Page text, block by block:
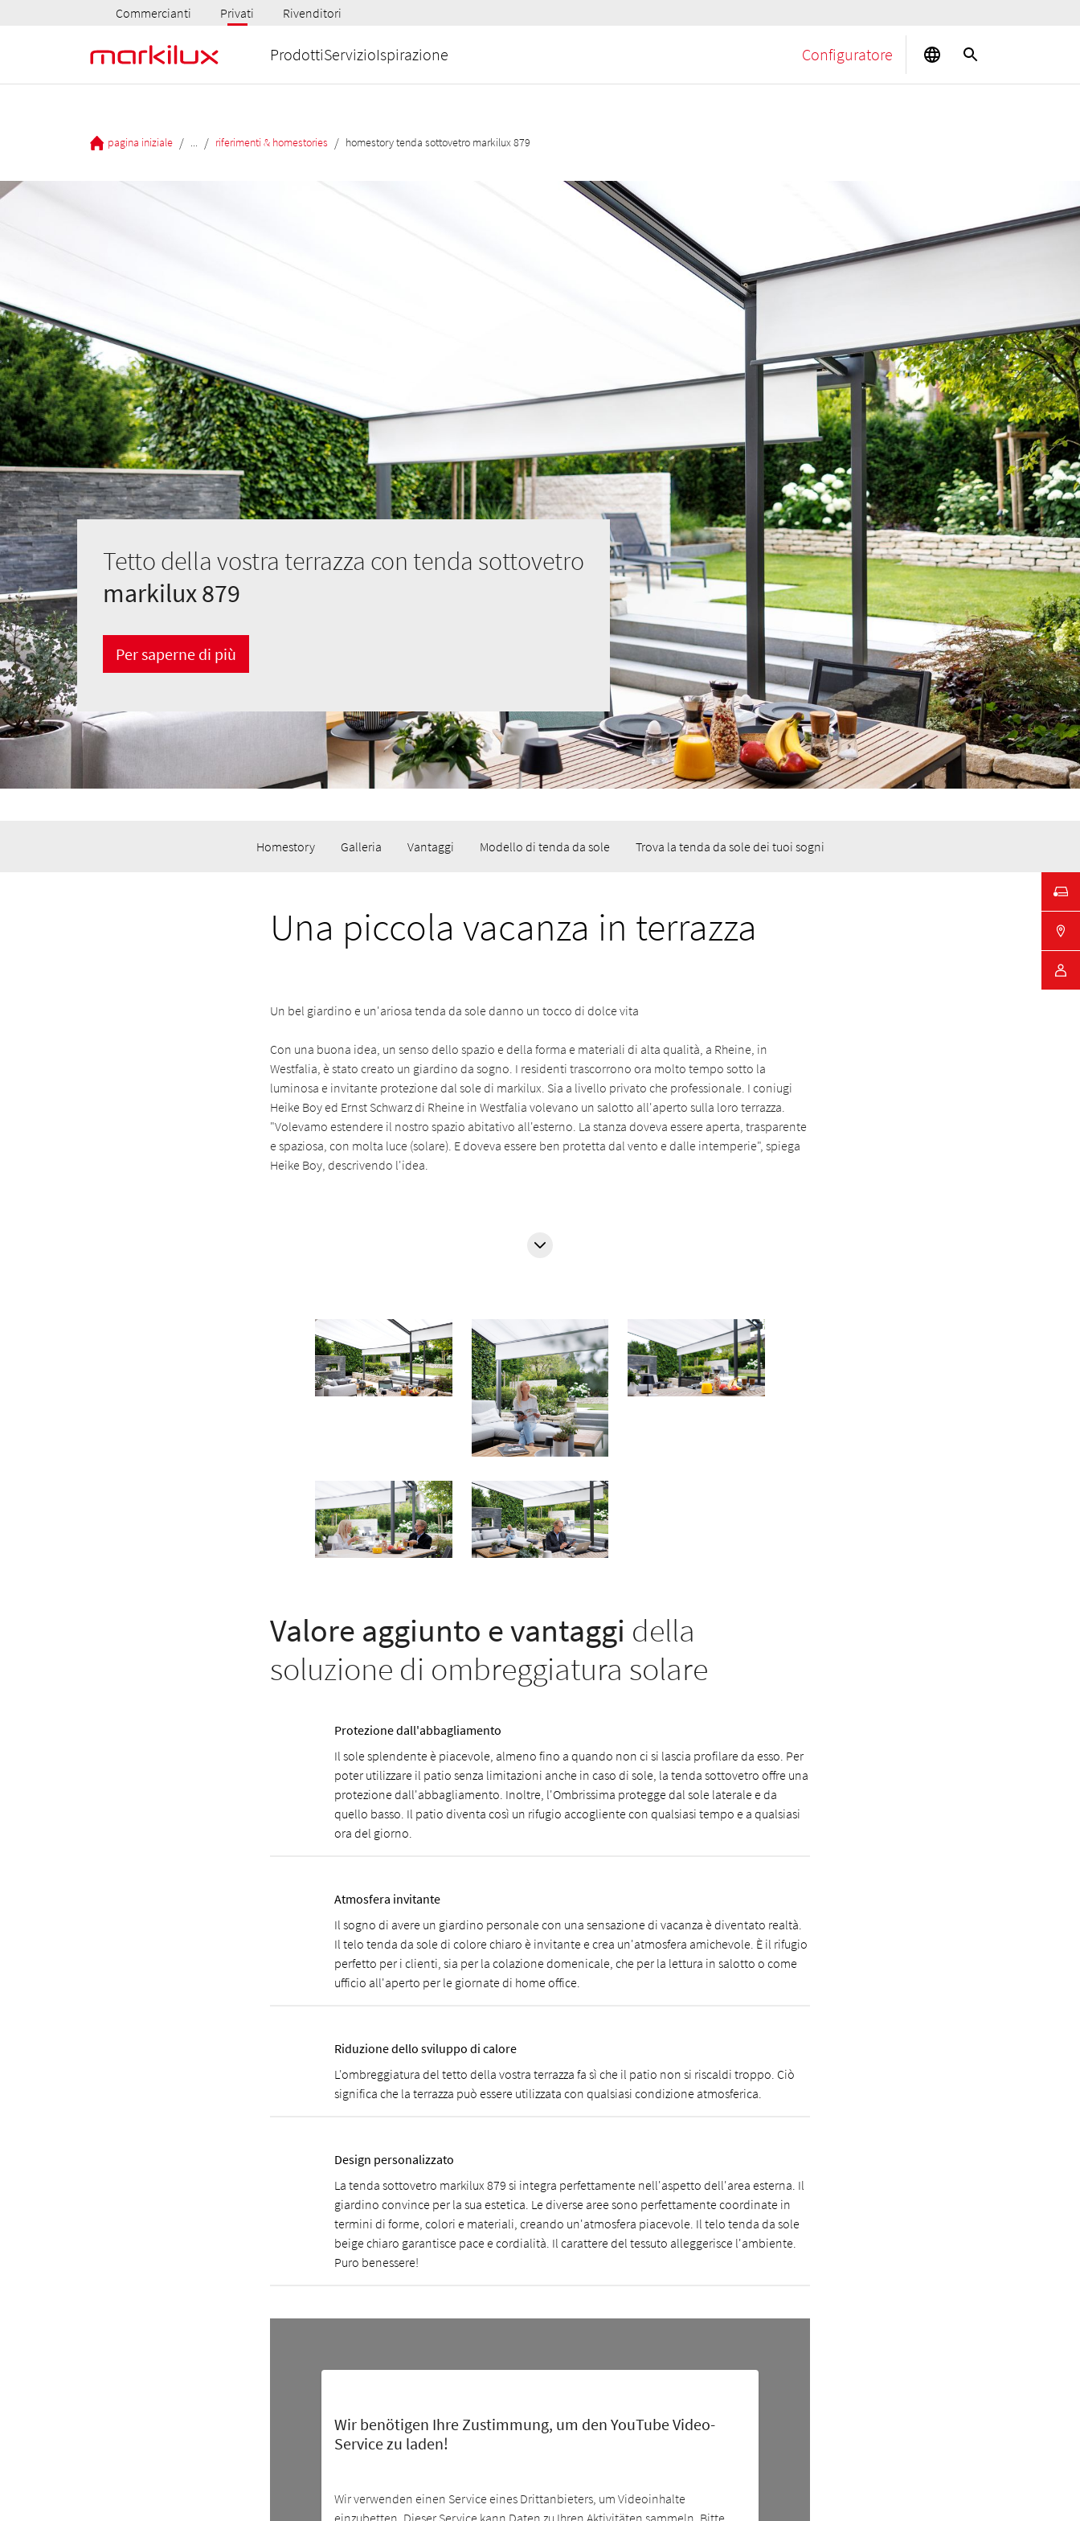
Commercianti Privati Rivenditori
ProdottiServizioIspirazione Configuratore
pagina iniziale / / riferimenti & homestories / homestory tenda sottovetro markilux 879
Tetto della vostra terrazza con tenda sottovetro
markilux 879
Per saperne di più
Homestory Galleria Vantaggi Modello di tenda da sole Trova la tenda da sole dei tuoi sogni
Una piccola vacanza in terrazza
Un bel giardino e un'ariosa tenda da sole danno un tocco di dolce vita
Con una buona idea, un senso dello spazio e della forma e materiali di alta qualità, a Rheine, in
Westfalia, è stato creato un giardino da sogno. I residenti trascorrono ora molto tempo sotto la
luminosa e invitante protezione dal sole di markilux. Sia a livello privato che professionale. I coniugi
Heike Boy ed Ernst Schwarz di Rheine in Westfalia volevano un salotto all'aperto sulla loro terrazza.
"Volevamo estendere il nostro spazio abitativo all'esterno. La stanza doveva essere aperta, trasparente
e spaziosa, con molta luce (solare). E doveva essere ben protetta dal vento e dalle intemperie", spiega
Heike Boy, descrivendo l'idea.
Valore aggiunto e vantaggi della
soluzione di ombreggiatura solare
Protezione dall'abbagliamento
Il sole splendente è piacevole, almeno fino a quando non ci si lascia profilare da esso. Per
poter utilizzare il patio senza limitazioni anche in caso di sole, la tenda sottovetro offre una
protezione dall'abbagliamento. Inoltre, l'Ombrissima protegge dal sole laterale e da
quello basso. Il patio diventa così un rifugio accogliente con qualsiasi tempo e a qualsiasi
ora del giorno.
Atmosfera invitante
Il sogno di avere un giardino personale con una sensazione di vacanza è diventato realtà.
Il telo tenda da sole di colore chiaro è invitante e crea un'atmosfera amichevole. È il rifugio
perfetto per i clienti, sia per la colazione domenicale, che per la lettura in salotto o come
ufficio all'aperto per le giornate di home office.
Riduzione dello sviluppo di calore
L'ombreggiatura del tetto della vostra terrazza fa sì che il patio non si riscaldi troppo. Ciò
significa che la terrazza può essere utilizzata con qualsiasi condizione atmosferica.
Design personalizzato
La tenda sottovetro markilux 879 si integra perfettamente nell'aspetto dell'area esterna. Il
giardino convince per la sua estetica. Le diverse aree sono perfettamente coordinate in
termini di forme, colori e materiali, creando un'atmosfera piacevole. Il telo tenda da sole
beige chiaro garantisce pace e cordialità. Il carattere del tessuto alleggerisce l'ambiente.
Puro benessere!
Wir benötigen Ihre Zustimmung, um den YouTube Video-
Service zu laden!
Wir verwenden einen Service eines Drittanbieters, um Videoinhalte
einzubetten. Dieser Service kann Daten zu Ihren Aktivitäten sammeln. Bitte